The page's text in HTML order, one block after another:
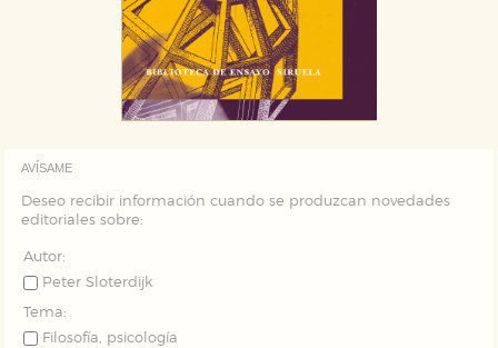
AVÍSAME
Deseo recibir información cuando se produzcan novedades
editoriales sobre:
Autor:
Peter Sloterdijk
Tema:
Filosofía, psicología